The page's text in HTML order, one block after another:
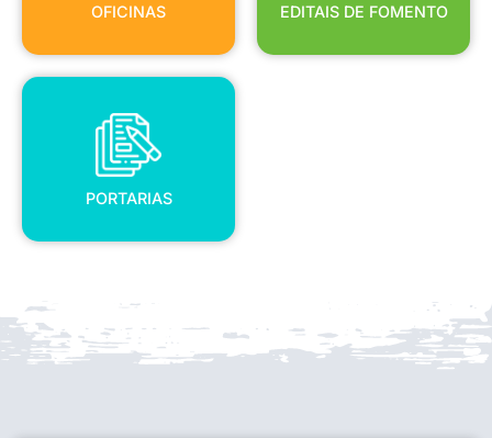
OFICINAS EDITAIS DE FOMENTO
PORTARIAS
PORTARIAS